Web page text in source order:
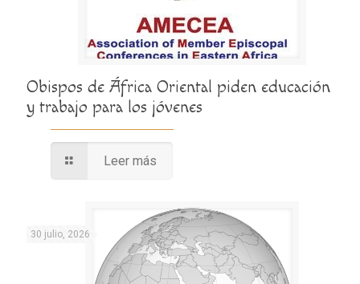
Obispos de África Oriental piden educación
y trabajo para los jóvenes
Leer más
30 julio, 2026